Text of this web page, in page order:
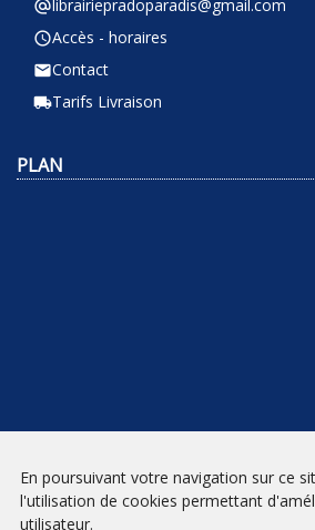
alternate_emaillibrairiepradoparadis@gmail.com
query_builderAccès - horaires
emailContact
local_shippingTarifs Livraison
PLAN
NEWSLETTER
En poursuivant votre navigation sur ce
l'utilisation de cookies permettant
utilisateur.